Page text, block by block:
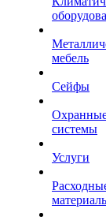
мебель
Сейфы
системы
Услуги